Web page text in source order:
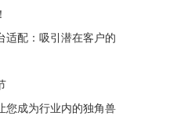
适配：吸引潜在客户的
您成为行业内的独角兽